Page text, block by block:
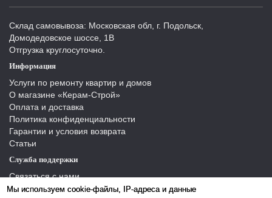
Мы используем cookie-файлы, IP-адреса и данные
Склад самовывоза: Московская обл, г. Подольск,
Домодедовское шоссе, 1В
Отгрузка круглосуточно.
Информация
Услуги по ремонту квартир и домов
О магазине «Керам-Строй»
Оплата и доставка
Политика конфиденциальности
Гарантии и условия возврата
Статьи
Служба поддержки
Связаться с нами
Отзывы